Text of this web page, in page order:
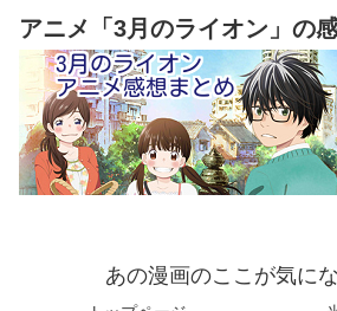
アニメ「3月のライオン」の
あの漫画のここが気に